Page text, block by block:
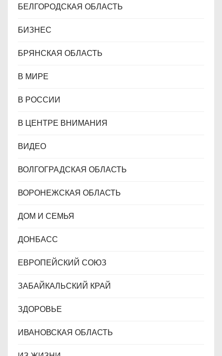
БЕЛГОРОДСКАЯ ОБЛАСТЬ
БИЗНЕС
БРЯНСКАЯ ОБЛАСТЬ
В МИРЕ
В РОССИИ
В ЦЕНТРЕ ВНИМАНИЯ
ВИДЕО
ВОЛГОГРАДСКАЯ ОБЛАСТЬ
ВОРОНЕЖСКАЯ ОБЛАСТЬ
ДОМ И СЕМЬЯ
ДОНБАСС
ЕВРОПЕЙСКИЙ СОЮЗ
ЗАБАЙКАЛЬСКИЙ КРАЙ
ЗДОРОВЬЕ
ИВАНОВСКАЯ ОБЛАСТЬ